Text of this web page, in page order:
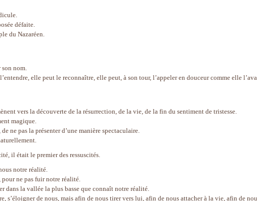
défaite.
du Nazaréen.
son nom.
elle peut le reconnaître, elle peut, à son tour, l’appeler en douceur comme elle
vers la découverte de la résurrection, de la vie, de la fin du sentiment de tristesse.
magique.
ne pas la présenter d’une manière spectaculaire.
il était le premier des ressuscités.
notre réalité.
ne pas fuir notre réalité.
dans la vallée la plus basse que connaît notre réalité.
s’éloigner de nous, mais afin de nous tirer vers lui, afin de nous attacher à la vie, afin de